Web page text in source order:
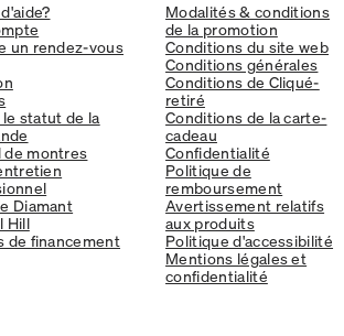
un rendez-vous
statut de la
de montres
Diamant
Hill
de financement
Modalités & conditions
de la promotion
Conditions du site web
Conditions générales
Conditions de Cliqué-
retiré
Conditions de la carte-
cadeau
Confidentialité
Politique de
remboursement
Avertissement relatifs
aux produits
Politique d'accessibilité
Mentions légales et
confidentialité